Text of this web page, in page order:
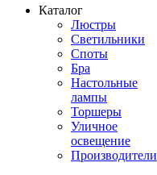
Каталог
Люстры
Светильники
Споты
Бра
Настольные
лампы
Торшеры
Уличное
освещение
Производители